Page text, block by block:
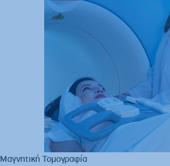
Μαγνητική Τομογραφία